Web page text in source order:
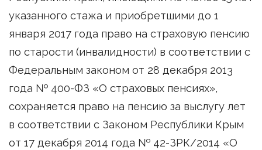
указанного стажа и приобретшими до 1
января 2017 года право на страховую пенсию
по старости (инвалидности) в соответствии с
Федеральным законом от 28 декабря 2013
года № 400-ФЗ «О страховых пенсиях»,
сохраняется право на пенсию за выслугу лет
в соответствии с Законом Республики Крым
от 17 декабря 2014 года № 42-ЗРК/2014 «О